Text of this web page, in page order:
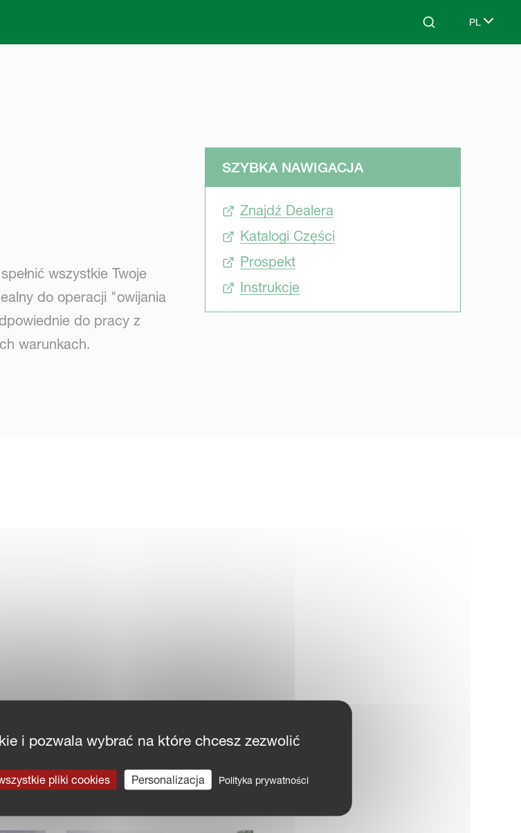
Search PL
Select
wszystkie Twoje
do operacji "owijania
do pracy z
warunkach.
SZYBKA NAWIGACJA
Znajdź Dealera
Katalogi Części
Prospekt
Instrukcje
i pozwala wybrać na które chcesz zezwolić
pliki cookies Personalizacja Polityka prywatności